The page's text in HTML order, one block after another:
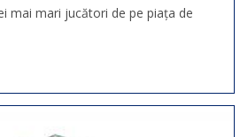
mai mari jucători de pe piața de